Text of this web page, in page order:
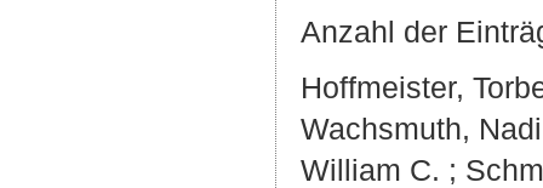
Anzahl der
Hoffmeister,
Wachsmuth,
William C. ;